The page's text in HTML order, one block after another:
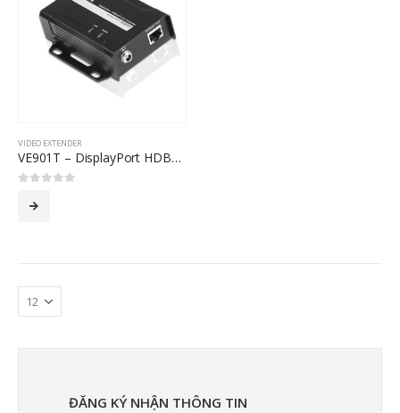
VIDEO EXTENDER
VE901T – DisplayPort HDBaseT-Lite Transmitter (4K@40m; 1080p@70m)
ĐĂNG KÝ NHẬN THÔNG TIN